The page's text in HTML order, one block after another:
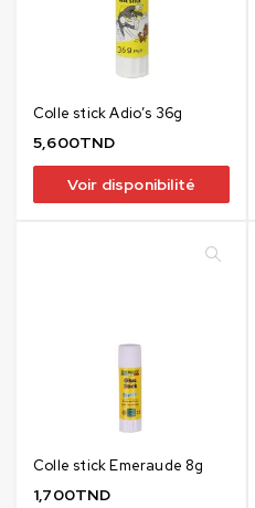
Colle stick Adio’s 36g
5,600TND
Voir disponibilité
Colle stick Emeraude 8g
1,700TND